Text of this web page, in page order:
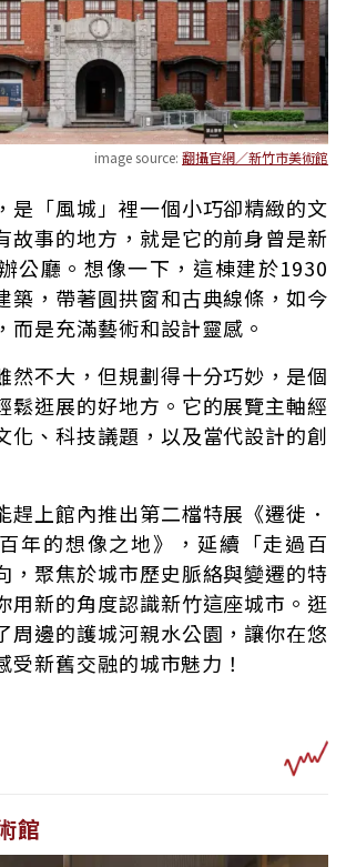
image source: 翻攝官網／新竹市美術館
是「風城」裡一個小巧卻精緻的文
故事的地方，就是它的前身曾是新
公廳。想像一下，這棟建於1930
築，帶著圓拱窗和古典線條，如今
而是充滿藝術和設計靈感。
然不大，但規劃得十分巧妙，是個
鬆逛展的好地方。它的展覽主軸經
化、科技議題，以及當代設計的創
趕上館內推出第二檔特展《遷徙．
年的想像之地》，延續「走過百
，聚焦於城市歷史脈絡與變遷的特
用新的角度認識新竹這座城市。逛
周邊的護城河親水公園，讓你在悠
受新舊交融的城市魅力！
館